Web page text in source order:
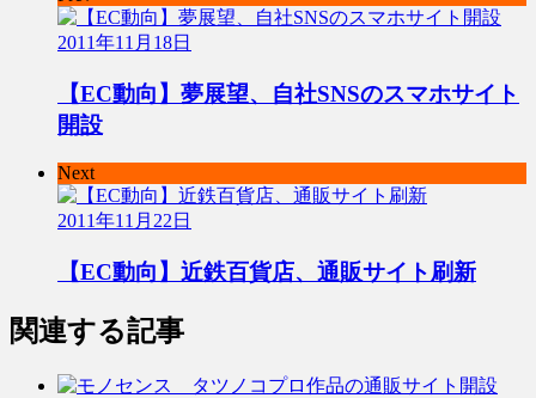
2011年11月18日
【EC動向】夢展望、自社SNSのスマホサイト
開設
Next
2011年11月22日
【EC動向】近鉄百貨店、通販サイト刷新
関連する記事